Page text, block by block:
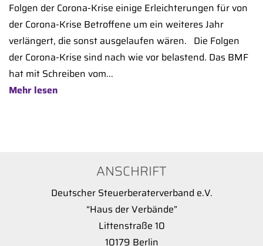
Folgen der Corona-Krise einige Erleichterungen für von
der Corona-Krise Betroffene um ein weiteres Jahr
verlängert, die sonst ausgelaufen wären. Die Folgen
der Corona-Krise sind nach wie vor belastend. Das BMF
hat mit Schreiben vom...
Mehr lesen
ANSCHRIFT
Deutscher Steuerberaterverband e.V.
“Haus der Verbände”
Littenstraße 10
10179 Berlin